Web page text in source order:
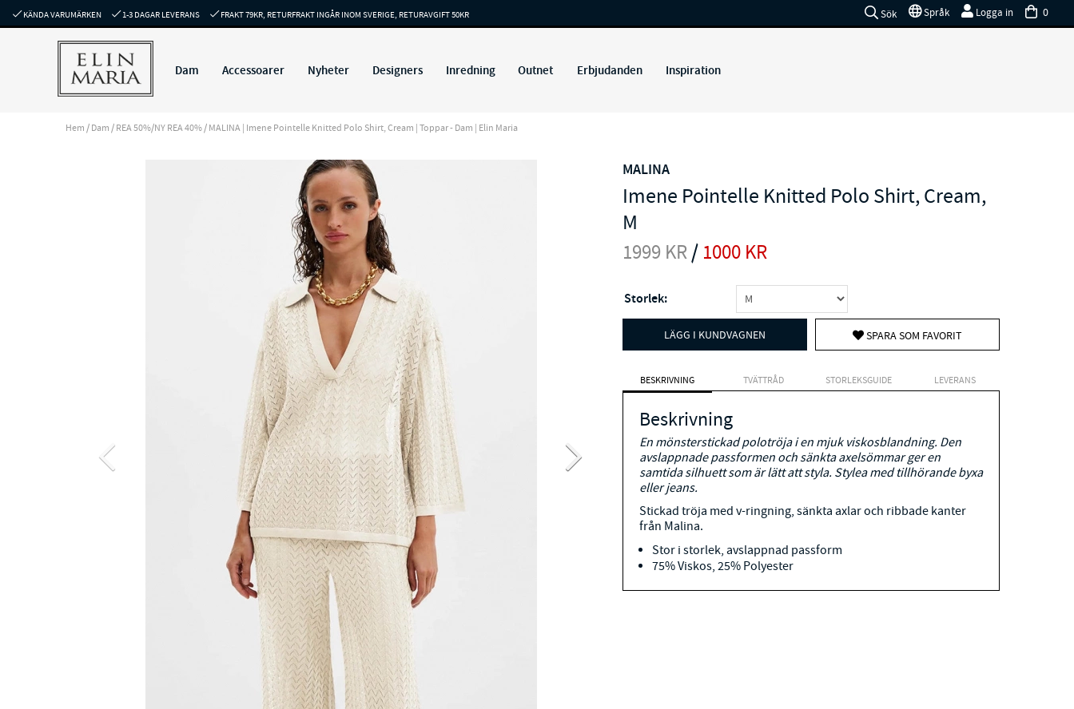
KÄNDA VARUMÄRKEN 1-3 DAGAR LEVERANS FRAKT 79KR, RETURFRAKT INGÅR INOM SVERIGE, RETURAVGIFT 50KR 0
Logga in
Språk
Sök
Dam Accessoarer Nyheter Designers Inredning Outnet Erbjudanden Inspiration
Hem /Dam /REA 50%/NY REA 40%/MALINA | Imene Pointelle Knitted Polo Shirt, Cream | Toppar - Dam | Elin Maria
MALINA
Imene Pointelle Knitted Polo Shirt, Cream,
M
1999 KR/ 1000KR
Storlek:
LÄGG I KUNDVAGNEN SPARA SOM FAVORIT
BESKRIVNING TVÄTTRÅD STORLEKSGUIDE LEVERANS
Beskrivning
En mönsterstickad polotröja i en mjuk viskosblandning. Den
avslappnade passformen och sänkta axelsömmar ger en
samtida silhuett som är lätt att styla. Stylea med tillhörande byxa
eller jeans.
Stickad tröja med v-ringning, sänkta axlar och ribbade kanter
från Malina.
Stor i storlek, avslappnad passform
75% Viskos, 25% Polyester